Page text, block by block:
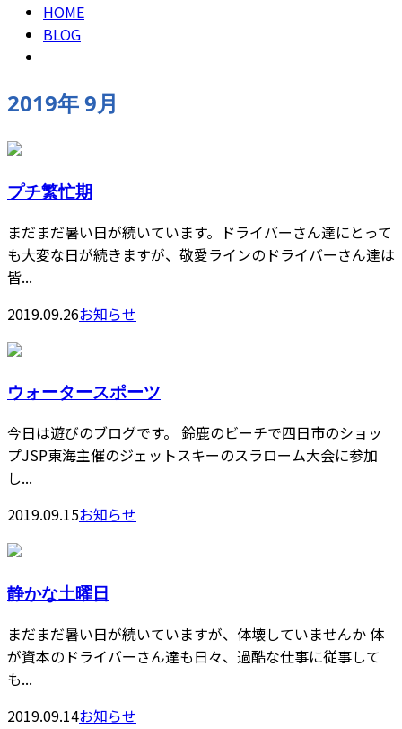
HOME
BLOG
2019年 9月
プチ繁忙期
まだまだ暑い日が続いています。ドライバーさん達にとって
も大変な日が続きますが、敬愛ラインのドライバーさん達は
皆...
2019.09.26お知らせ
ウォータースポーツ
今日は遊びのブログです。 鈴鹿のビーチで四日市のショッ
プJSP東海主催のジェットスキーのスラローム大会に参加
し...
2019.09.15お知らせ
静かな土曜日
まだまだ暑い日が続いていますが、体壊していませんか⁇ 体
が資本のドライバーさん達も日々、過酷な仕事に従事して
も...
2019.09.14お知らせ